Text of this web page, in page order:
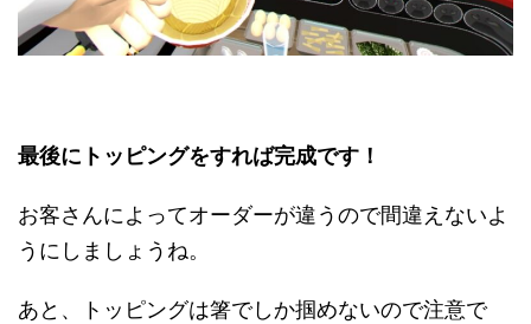
最後にトッピングをすれば完成です！
お客さんによってオーダーが違うので間違えないよ
うにしましょうね。
あと、トッピングは箸でしか掴めないので注意で